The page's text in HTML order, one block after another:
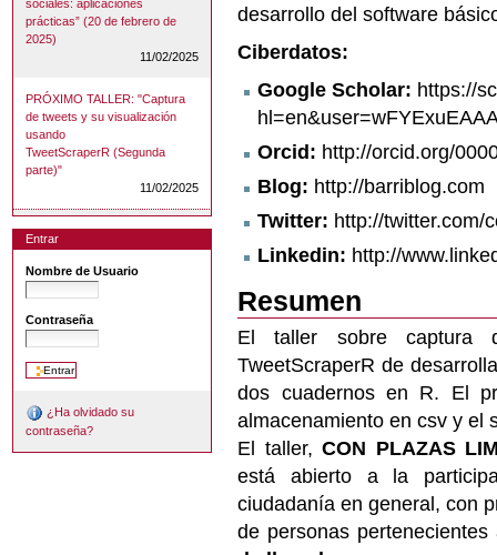
sociales: aplicaciones
prácticas” (20 de febrero de
2025)
11/02/2025
PRÓXIMO TALLER: "Captura
de tweets y su visualización
usando
TweetScraperR (Segunda
parte)"
11/02/2025
Entrar
Nombre de Usuario
Contraseña
¿Ha olvidado su
contraseña?
desarrollo del software
Ciberdatos:
Google Scholar: https://
Orcid: http://orcid.org/
Blog: http://barriblog.com
Twitter: http://twitter.com/
Linkedin: http://
Resumen
El taller sobre captura
TweetScraperR de
dos cuadernos en R. El
almacenamiento en csv y el
El taller,CON PLAZAS
está abierto a la
ciudadanía en general, con
de personas